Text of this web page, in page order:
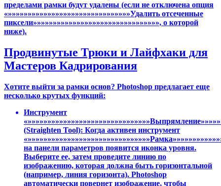
пределами рамки будут удалены (если не отключена опция
«»»»»»»»»»»»»»»»»»»»»»»»»»»»»»»»Удалить отсеченные
пиксели»»»»»»»»»»»»»»»»»»»»»»»»»»»»»»»», о которой
ниже).
Продвинутые Трюки и Лайфхаки для
Мастеров Кадрирования
Хотите выйти за рамки основ? Photoshop предлагает еще
несколько крутых функций:
Инструмент
(Straighten Tool): Когда активен инструмент
на панели параметров появится иконка уровня.
Выберите ее, затем проведите линию по
изображению, которая должна быть горизонтальной
(например, линия горизонта). Photoshop
автоматически повернет изображение, чтобы